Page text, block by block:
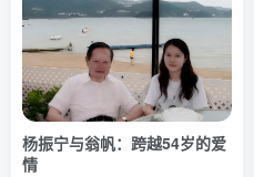
杨振宁与翁帆：跨越54岁的爱
情